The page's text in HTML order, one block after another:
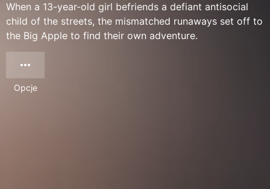
When a 13-year-old girl befriends a defiant antisocial
child of the streets, the mismatched runaways set off to
the Big Apple to find their own adventure.
Opcje